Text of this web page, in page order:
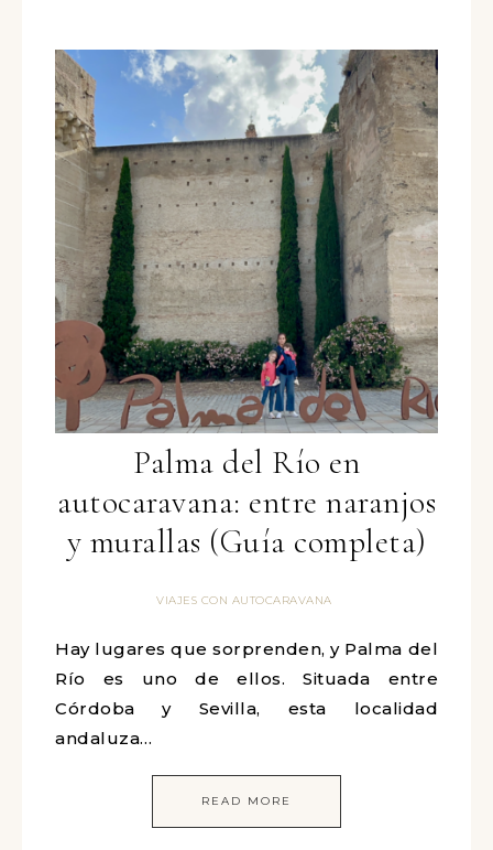
Palma del Río en
autocaravana: entre naranjos
y murallas (Guía completa)
VIAJES CON AUTOCARAVANA
Hay lugares que sorprenden, y Palma del
Río es uno de ellos. Situada entre
Córdoba y Sevilla, esta localidad
andaluza…
READ MORE